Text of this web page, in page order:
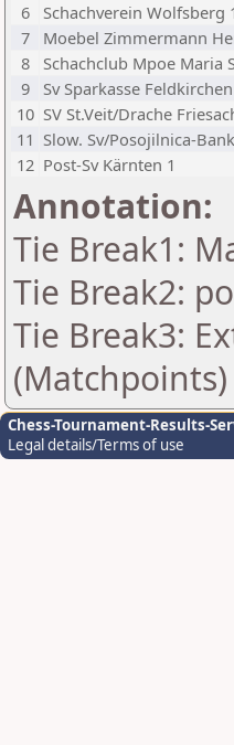
6
Schachverein Wolfsberg
7
Moebel Zimmermann
8
Schachclub Mpoe Maria
9
Sv Sparkasse
10 SV St.Veit/Drache
11 Slow. Sv/Posojilnica-
12 Post-Sv Kärnten 1
Annotation:
Tie Break1:
Tie Break2:
Tie Break3:
(Matchpoints)
Chess-Tournament-Results-
Legal details/Terms of use